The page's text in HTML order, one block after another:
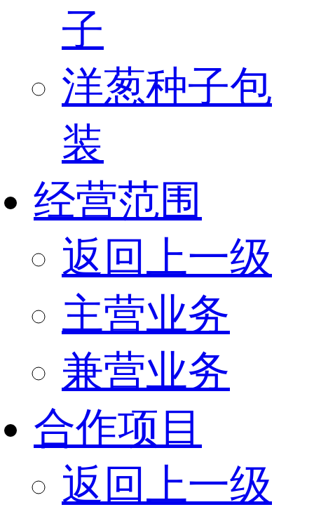
子
洋葱种子包
装
经营范围
返回上一级
主营业务
兼营业务
合作项目
返回上一级